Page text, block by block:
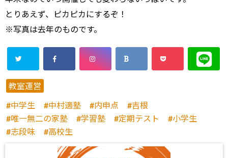
とりあえず、ピカピカにするぞ！
※写真は去年のものです。
教室運営
中学生
中村適塾 内申点
吉根
唯一無二の家塾
学習塾 定期テスト
小学生
志段味
高校生